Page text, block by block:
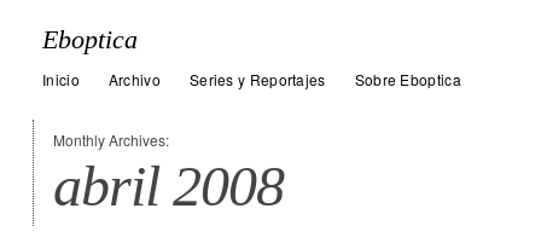
Eboptica
Inicio Archivo Series y Reportajes Sobre Eboptica
Monthly Archives:
abril 2008